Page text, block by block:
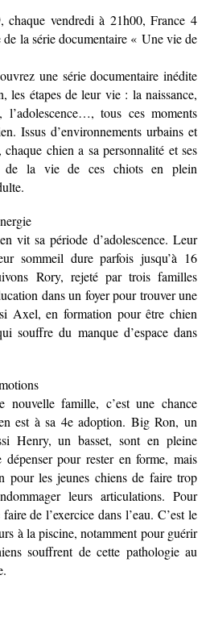
vendredi à 21h00, France 4
la série documentaire « Une vie de
une série documentaire inédite
les étapes de leur vie : la naissance,
l’adolescence…, tous ces moments
Issus d’environnements urbains et
chien a sa personnalité et ses
de la vie de ces chiots en plein
vit sa période d’adolescence. Leur
sommeil dure parfois jusqu’à 16
Rory, rejeté par trois familles
dans un foyer pour trouver une
Axel, en formation pour être chien
souffre du manque d’espace dans
famille, c’est une chance
est à sa 4e adoption. Big Ron, un
Henry, un basset, sont en pleine
dépenser pour rester en forme, mais
pour les jeunes chiens de faire trop
leurs articulations. Pour
de l’exercice dans l’eau. C’est le
à la piscine, notamment pour guérir
souffrent de cette pathologie au